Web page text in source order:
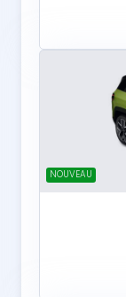
NOUVEAU